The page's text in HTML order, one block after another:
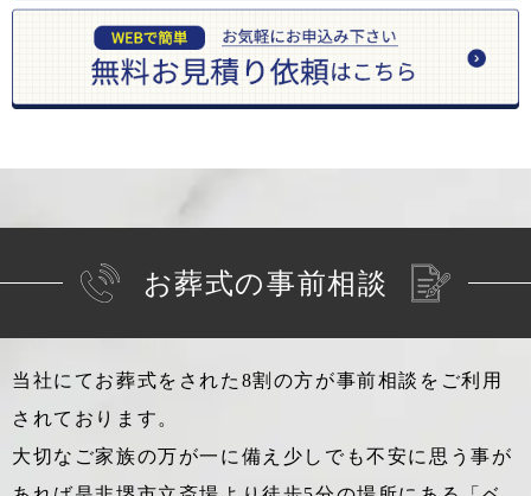
お葬式の事前相談
当社にてお葬式をされた8割の方が事前相談をご利用
されております。
大切なご家族の万が一に備え少しでも不安に思う事が